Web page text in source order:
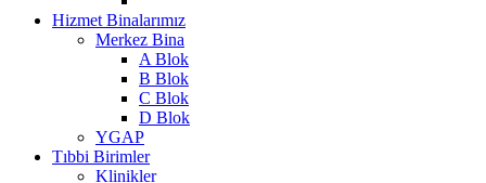
Hizmet Binalarımız
Merkez Bina
A Blok
B Blok
C Blok
D Blok
YGAP
Tıbbi Birimler
Klinikler